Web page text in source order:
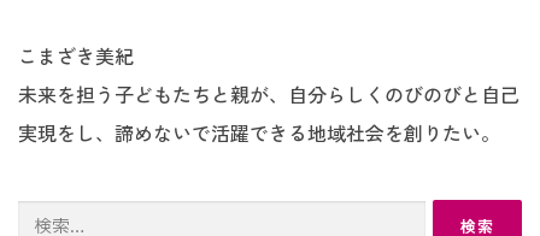
こまざき美紀
未来を担う子どもたちと親が、自分らしくのびのびと自己
実現をし、諦めないで活躍できる地域社会を創りたい。
検